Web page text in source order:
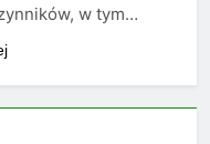
w tym…